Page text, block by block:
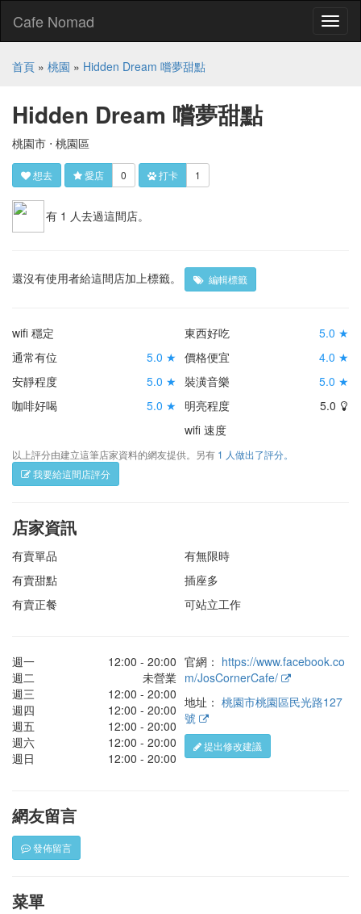
Cafe Nomad
首頁 » 桃園 » Hidden Dream 嚐夢甜點
Hidden Dream 嚐夢甜點
桃園市 ⋅ 桃園區
想去 愛店 0 打卡 1
有 1 人去過這間店。
還沒有使用者給這間店加上標籤。 編輯標籤
wifi 穩定
通常有位
5.0 ★
安靜程度
5.0 ★
咖啡好喝
5.0 ★
東西好吃
5.0 ★
價格便宜
4.0 ★
裝潢音樂
5.0 ★
明亮程度
5.0
wifi 速度
以上評分由建立這筆店家資料的網友提供。另有 1 人做出了評分。
我要給這間店評分
店家資訊
有賣單品
有賣甜點
有賣正餐
有無限時
插座多
可站立工作
週一
12:00 - 20:00
週二
未營業
週三
12:00 - 20:00
週四
12:00 - 20:00
週五
12:00 - 20:00
週六
12:00 - 20:00
週日
12:00 - 20:00
官網： https://www.facebook.co
m/JosCornerCafe/
地址： 桃園市桃園區民光路127
號
提出修改建議
網友留言
發佈留言
菜單